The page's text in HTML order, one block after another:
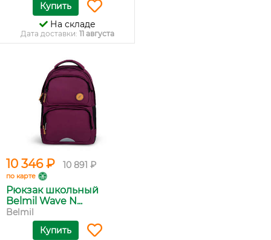
Купить
На складе
Дата доставки: 11 августа
10 346 ₽ 10 891 ₽
по карте
Рюкзак школьный
Belmil Wave N...
Belmil
Купить